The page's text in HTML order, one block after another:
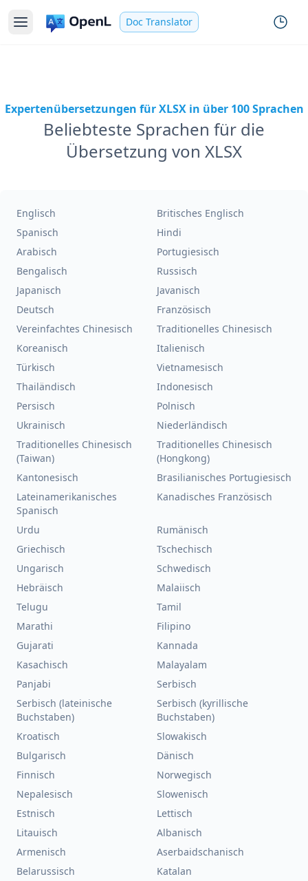
Doc Translator
Expertenübersetzungen für XLSX in über 100 Sprachen
Beliebteste Sprachen für die
Übersetzung von XLSX
Englisch
Britisches Englisch
Spanisch
Hindi
Arabisch
Portugiesisch
Bengalisch
Russisch
Japanisch
Javanisch
Deutsch
Französisch
Vereinfachtes Chinesisch
Traditionelles Chinesisch
Koreanisch
Italienisch
Türkisch
Vietnamesisch
Thailändisch
Indonesisch
Persisch
Polnisch
Ukrainisch
Niederländisch
Traditionelles Chinesisch
(Taiwan)
Traditionelles Chinesisch
(Hongkong)
Kantonesisch
Brasilianisches Portugiesisch
Lateinamerikanisches
Spanisch
Kanadisches Französisch
Urdu
Rumänisch
Griechisch
Tschechisch
Ungarisch
Schwedisch
Hebräisch
Malaiisch
Telugu
Tamil
Marathi
Filipino
Gujarati
Kannada
Kasachisch
Malayalam
Panjabi
Serbisch
Serbisch (lateinische
Buchstaben)
Serbisch (kyrillische
Buchstaben)
Kroatisch
Slowakisch
Bulgarisch
Dänisch
Finnisch
Norwegisch
Nepalesisch
Slowenisch
Estnisch
Lettisch
Litauisch
Albanisch
Armenisch
Aserbaidschanisch
Belarussisch
Katalan